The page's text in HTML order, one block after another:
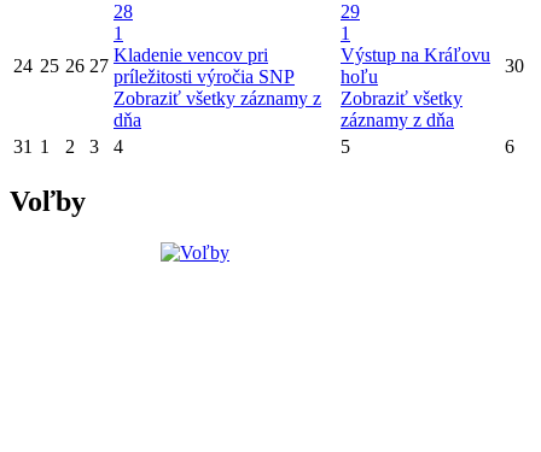
24 25 26 27
28
1
Kladenie vencov pri
príležitosti výročia SNP
Zobraziť všetky záznamy z
dňa
29
1
Výstup na Kráľovu
hoľu
Zobraziť všetky
záznamy z dňa
30
31 1 2 3 4 5 6
Voľby